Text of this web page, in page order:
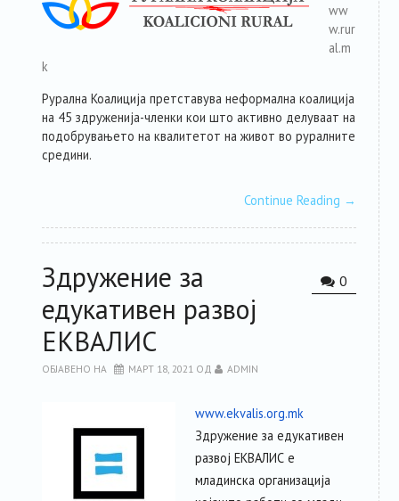
ww
w.rur
al.m
k
Рурална Коалиција претставува неформална коалиција
на 45 здруженија-членки кои што активно делуваат на
подобрувањето на квалитетот на живот во руралните
средини.
Continue Reading →
0
Здружение за
едукативен развој
ЕКВАЛИС
ОБЈАВЕНО НА МАРТ 18, 2021 ОД ADMIN
www.ekvalis.org.mk
Здружение за едукативен
развој ЕКВАЛИС е
младинска организација